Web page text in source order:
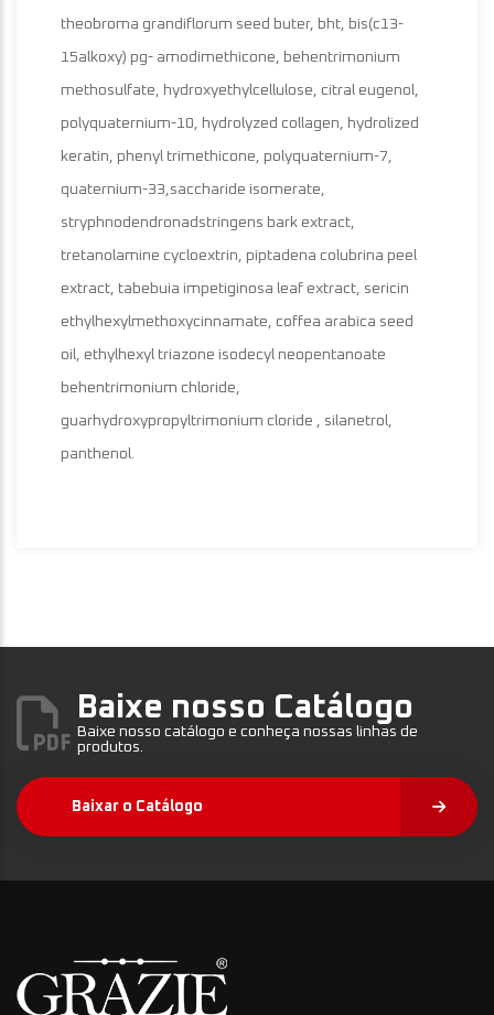
theobroma grandiflorum seed buter, bht, bis(c13-
15alkoxy) pg- amodimethicone, behentrimonium
methosulfate, hydroxyethylcellulose, citral eugenol,
polyquaternium-10, hydrolyzed collagen, hydrolized
keratin, phenyl trimethicone, polyquaternium-7,
quaternium-33,saccharide isomerate,
stryphnodendronadstringens bark extract,
tretanolamine cycloextrin, piptadena colubrina peel
extract, tabebuia impetiginosa leaf extract, sericin
ethylhexylmethoxycinnamate, coffea arabica seed
oil, ethylhexyl triazone isodecyl neopentanoate
behentrimonium chloride,
guarhydroxypropyltrimonium cloride , silanetrol,
panthenol.
Baixe nosso Catálogo
Baixe nosso catálogo e conheça nossas linhas de
produtos.
Baixar o Catálogo